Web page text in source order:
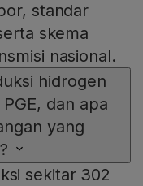
standar
skema
nasional.
hidrogen
dan apa
yang
sekitar 302